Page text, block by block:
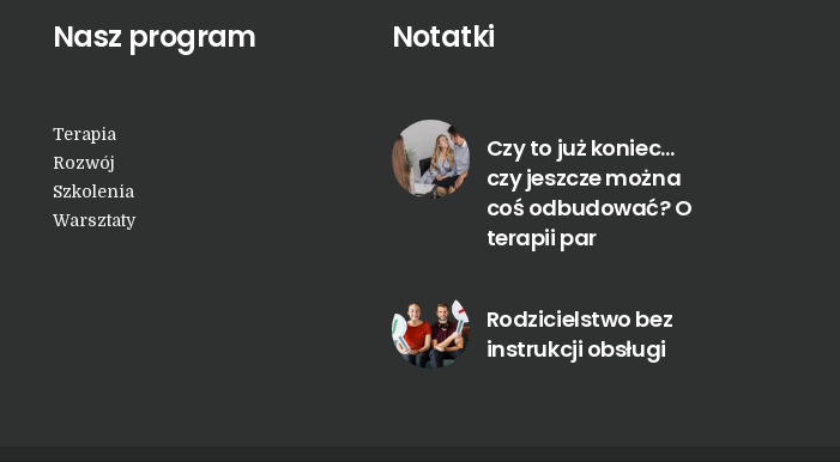
Nasz program
Terapia
Rozwój
Szkolenia
Warsztaty
Notatki
Czy to już koniec…
czy jeszcze można
coś odbudować? O
terapii par
Rodzicielstwo bez
instrukcji obsługi